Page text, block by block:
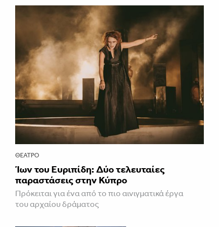
ΘΈΑΤΡΟ
Ίων του Ευριπίδη: Δύο τελευταίες
παραστάσεις στην Κύπρο
Πρόκειται για ένα από το πιο αινιγματικά έργα
του αρχαίου δράματος